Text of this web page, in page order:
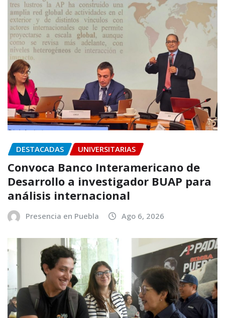
DESTACADAS UNIVERSITARIAS
Convoca Banco Interamericano de
Desarrollo a investigador BUAP para
análisis internacional
Presencia en Puebla Ago 6, 2026